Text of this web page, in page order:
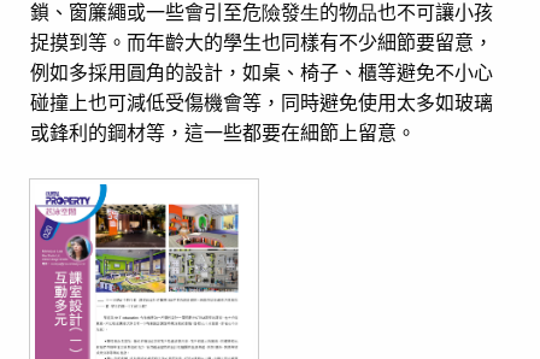
鎖、窗簾繩或一些會引至危險發生的物品也不可讓小孩
捉摸到等。而年齡大的學生也同樣有不少細節要留意，
例如多採用圓角的設計，如桌、椅子、櫃等避免不小心
碰撞上也可減低受傷機會等，同時避免使用太多如玻璃
或鋒利的鋼材等，這一些都要在細節上留意。